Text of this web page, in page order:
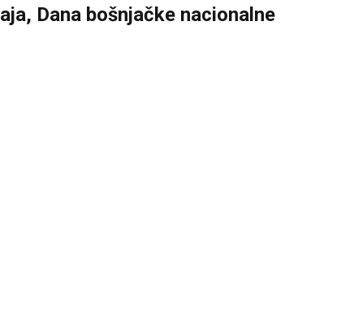
Dana bošnjačke nacionalne